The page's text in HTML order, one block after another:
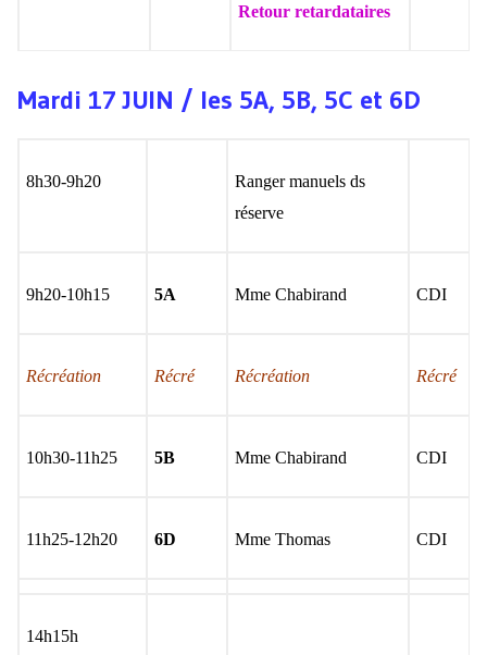
Retour retardataires
Mardi 17 JUIN / les 5A, 5B, 5C et 6D
8h30-9h20
Ranger manuels ds
réserve
9h20-10h15 5A Mme Chabirand CDI
Récréation Récré Récréation Récré
10h30-11h25 5B Mme Chabirand CDI
11h25-12h20 6D Mme Thomas CDI
14h15h